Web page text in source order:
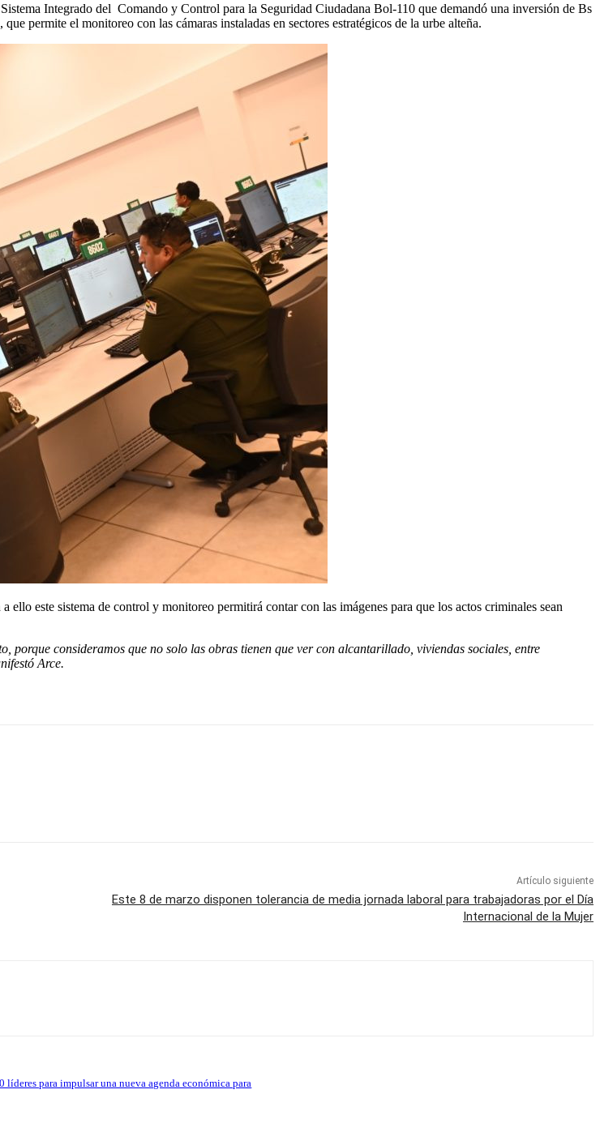
Integrado del Comando y Control para la Seguridad Ciudadana Bol-110 que demandó una inversión de Bs
permite el monitoreo con las cámaras instaladas en sectores estratégicos de la urbe alteña.
este sistema de control y monitoreo permitirá contar con las imágenes para que los actos criminales sean
porque consideramos que no solo las obras tienen que ver con alcantarillado, viviendas sociales, entre
Arce.
Artículo siguiente
Este 8 de marzo disponen tolerancia de media jornada laboral para trabajadoras por el Día
Internacional de la Mujer
líderes para impulsar una nueva agenda económica para